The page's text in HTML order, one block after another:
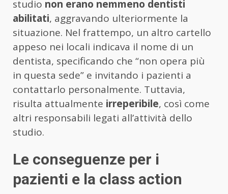
studio non erano nemmeno dentisti
abilitati, aggravando ulteriormente la
situazione. Nel frattempo, un altro cartello
appeso nei locali indicava il nome di un
dentista, specificando che “non opera più
in questa sede” e invitando i pazienti a
contattarlo personalmente. Tuttavia,
risulta attualmente irreperibile, così come
altri responsabili legati all’attività dello
studio.
Le conseguenze per i
pazienti e la class action